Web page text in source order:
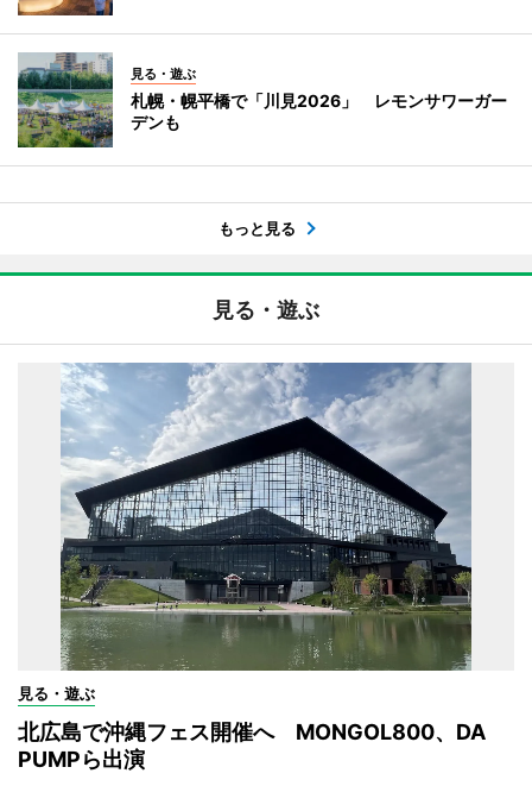
見る・遊ぶ
札幌・幌平橋で「川見2026」 レモンサワーガー
デンも
もっと見る
見る・遊ぶ
見る・遊ぶ
北広島で沖縄フェス開催へ MONGOL800、DA
PUMPら出演